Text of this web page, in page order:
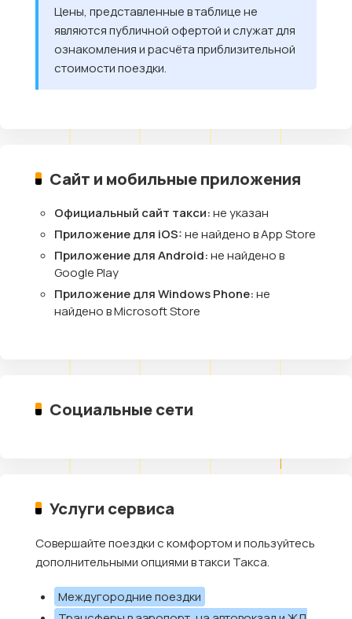
Цены, представленные в таблице не
являются публичной офертой и служат для
ознакомления и расчёта приблизительной
стоимости поездки.
Сайт и мобильные приложения
Официальный сайт такси:не указан
Приложение для iOS:не найдено в App Store
Приложение для Android:не найдено в
Google Play
Приложение для Windows Phone:не
найдено в Microsoft Store
Социальные сети
Услуги сервиса
Совершайте поездки с комфортом и пользуйтесь
дополнительными опциями в такси Такса.
Междугородние поездки